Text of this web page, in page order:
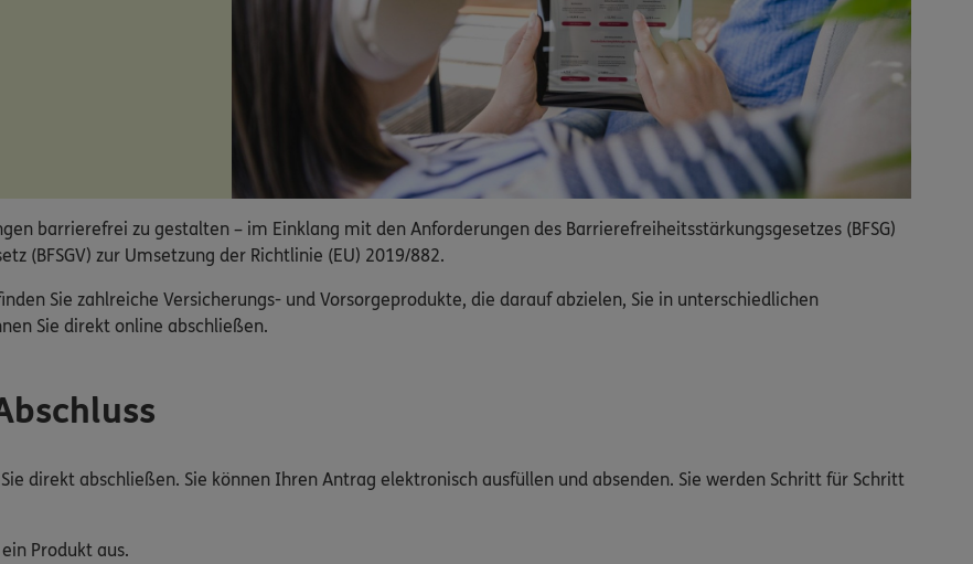
barrierefrei zu gestalten – im Einklang mit den Anforderungen des Barrierefreiheitsstärkungsgesetzes (BFSG)
(BFSGV) zur Umsetzung der Richtlinie (EU) 2019/882.
Sie zahlreiche Versicherungs- und Vorsorgeprodukte, die darauf abzielen, Sie in unterschiedlichen
Sie direkt online abschließen.
direkt abschließen. Sie können Ihren Antrag elektronisch ausfüllen und absenden. Sie werden Schritt für Schritt
Produkt aus.